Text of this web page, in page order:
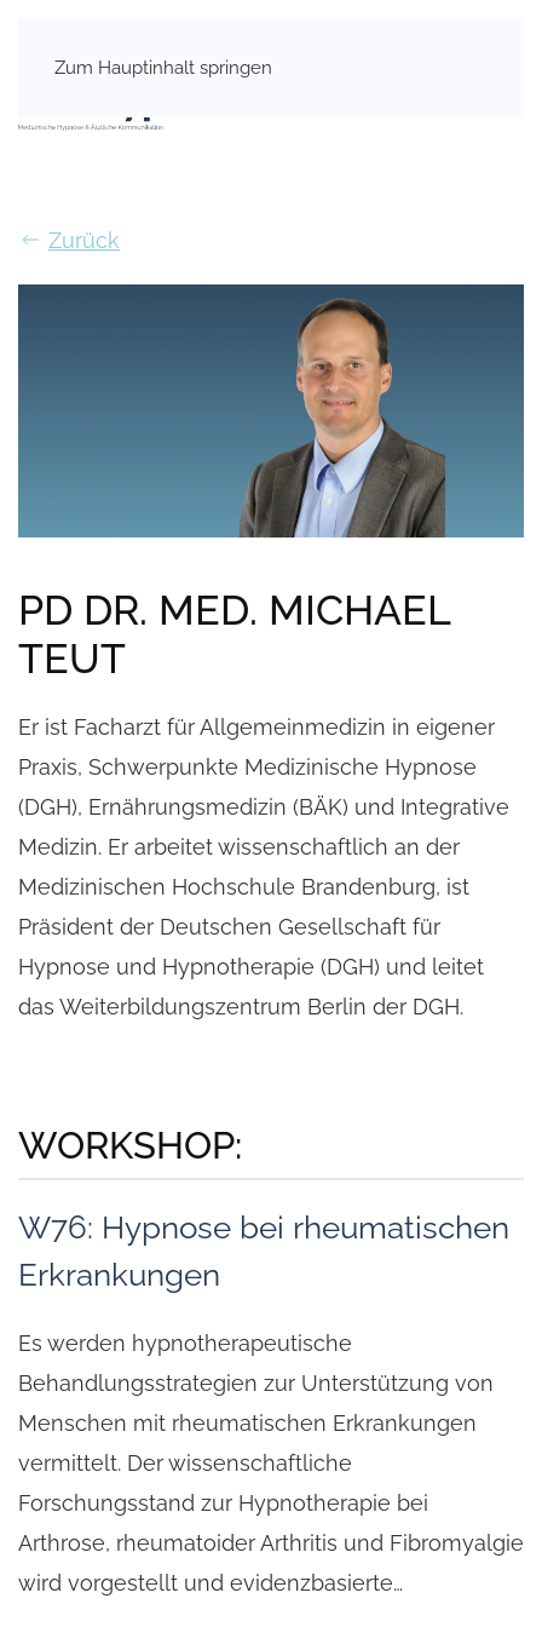
Zum Hauptinhalt springen
Zurück
PD DR. MED. MICHAEL
TEUT
Er ist Facharzt für Allgemeinmedizin in eigener
Praxis, Schwerpunkte Medizinische Hypnose
(DGH), Ernährungsmedizin (BÄK) und Integrative
Medizin. Er arbeitet wissenschaftlich an der
Medizinischen Hochschule Brandenburg, ist
Präsident der Deutschen Gesellschaft für
Hypnose und Hypnotherapie (DGH) und leitet
das Weiterbildungszentrum Berlin der DGH.
WORKSHOP:
W76: Hypnose bei rheumatischen
Erkrankungen
Es werden hypnotherapeutische
Behandlungsstrategien zur Unterstützung von
Menschen mit rheumatischen Erkrankungen
vermittelt. Der wissenschaftliche
Forschungsstand zur Hypnotherapie bei
Arthrose, rheumatoider Arthritis und Fibromyalgie
wird vorgestellt und evidenzbasierte…